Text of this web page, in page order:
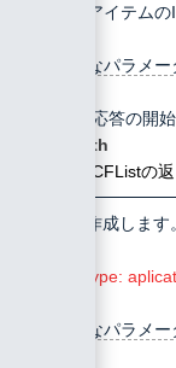
cflist内のアイテム
指定可能なパラメ
応答の開
length
CFListの
CFListを作成します
Conten-Type:
指定可能なパラメ